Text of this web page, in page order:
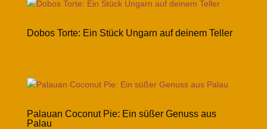
Dobos Torte: Ein Stück Ungarn auf deinem Teller
Palauan Coconut Pie: Ein süßer Genuss aus
Palau